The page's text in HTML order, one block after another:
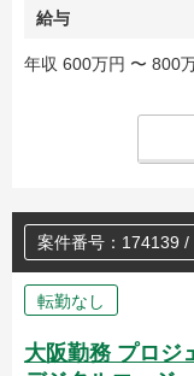
給与
年収 600万円 〜 800
案件番号：174139 /
転勤なし
大阪勤務 プロジ